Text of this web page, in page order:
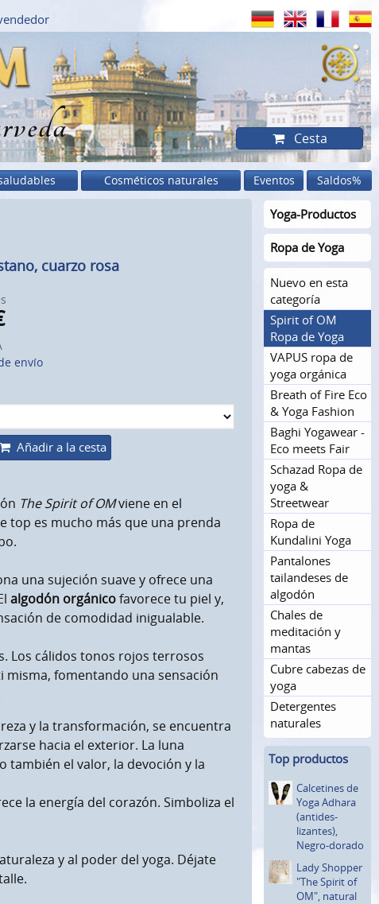
Cesta
Cosméticos naturales Eventos Saldos%
cuarzo rosa
envío
Añadir a la cesta
The Spirit of OMviene en el
top es mucho más que una prenda
una sujeción suave y ofrece una
algodón orgánicofavorece tu piel y,
de comodidad inigualable.
Los cálidos tonos rojos terrosos
misma, fomentando una sensación
y la transformación, se encuentra
hacia el exterior. La luna
también el valor, la devoción y la
la energía del corazón. Simboliza el
y al poder del yoga. Déjate
Yoga-Productos
Ropa de Yoga
Nuevo en esta
categoría
Spirit of OM
Ropa de Yoga
VAPUS ropa de
yoga orgánica
Breath of Fire Eco
& Yoga Fashion
Baghi Yogawear -
Eco meets Fair
Schazad Ropa de
yoga &
Streetwear
Ropa de
Kundalini Yoga
Pantalones
tailandeses de
algodón
Chales de
meditación y
mantas
Cubre cabezas de
yoga
Detergentes
naturales
Top productos
Calcetines de
Yoga Adhara
(antides­
lizantes)­,
Negro-dorado
Lady Shopper
"The Spirit of
OM", natural